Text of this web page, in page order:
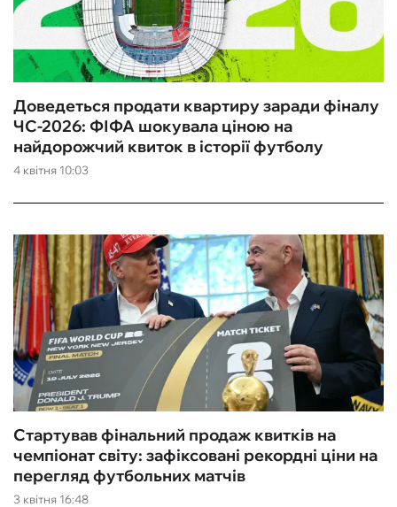
4 квітня 10:03
Доведеться продати квартиру заради фіналу
ЧС-2026: ФІФА шокувала ціною на
найдорожчий квиток в історії футболу
3 квітня 16:48
Стартував фінальний продаж квитків на
чемпіонат світу: зафіксовані рекордні ціни на
перегляд футбольних матчів